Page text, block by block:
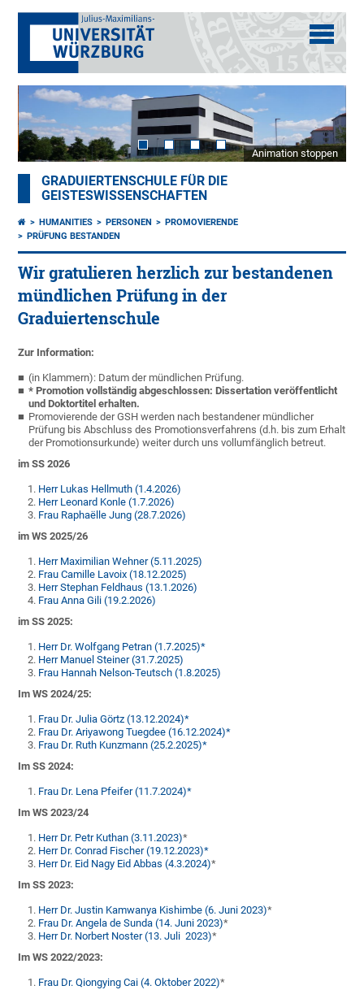
Animation stoppen
GRADUIERTENSCHULE FÜR DIE
GEISTESWISSENSCHAFTEN
HUMANITIES PERSONEN
PROMOVIERENDE
PRÜFUNG BESTANDEN
Wir gratulieren herzlich zur bestandenen
mündlichen Prüfung in der
Graduiertenschule
Zur Information:
(in Klammern): Datum der mündlichen Prüfung.
* Promotion vollständig abgeschlossen: Dissertation veröffentlicht
und Doktortitel erhalten.
Promovierende der GSH werden nach bestandener mündlicher
Prüfung bis Abschluss des Promotionsverfahrens (d.h. bis zum Erhalt
der Promotionsurkunde) weiter durch uns vollumfänglich betreut.
im SS 2026
Herr Lukas Hellmuth (1.4.2026)
Herr Leonard Konle (1.7.2026)
Frau Raphaëlle Jung (28.7.2026)
im WS 2025/26
Herr Maximilian Wehner (5.11.2025)
Frau Camille Lavoix (18.12.2025)
Herr Stephan Feldhaus (13.1.2026)
Frau Anna Gili (19.2.2026)
im SS 2025:
Herr Dr. Wolfgang Petran (1.7.2025)*
Herr Manuel Steiner (31.7.2025)
Frau Hannah Nelson-Teutsch (1.8.2025)
Im WS 2024/25:
Frau Dr. Julia Görtz (13.12.2024)*
Frau Dr. Ariyawong Tuegdee (16.12.2024)*
Frau Dr. Ruth Kunzmann (25.2.2025)*
Im SS 2024:
Frau Dr. Lena Pfeifer (11.7.2024)*
Im WS 2023/24
Herr Dr. Petr Kuthan (3.11.2023)*
Herr Dr. Conrad Fischer (19.12.2023)*
Herr Dr. Eid Nagy Eid Abbas (4.3.2024)*
Im SS 2023:
Herr Dr. Justin Kamwanya Kishimbe (6. Juni 2023)*
Frau Dr. Angela de Sunda (14. Juni 2023)*
Herr Dr. Norbert Noster (13. Juli 2023)*
Im WS 2022/2023:
Frau Dr. Qiongying Cai (4. Oktober 2022)*